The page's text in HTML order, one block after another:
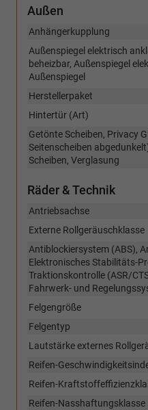
Außen
Anhängerkupplung
Außenspiegel elektrisch
beheizbar, Außenspiegel
Außenspiegel
Herstellerpaket
Hintertür (Art)
Getönte Scheiben, Privacy
Seitenscheiben
Scheiben, Verglasung
Räder & Technik
Antriebsachse
Externe Rollgeräuschklasse
Antiblockiersystem (ABS),
Elektronisches Stabilitäts-
Traktionskontrolle (ASR/
Fahrwerk- und
Felgengröße
Felgentyp
Lautstärke externes
Reifen-
Reifen-
Reifen-Nasshaftungsklasse